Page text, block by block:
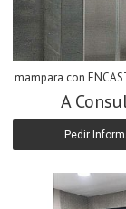
mampara con
A
Pedir